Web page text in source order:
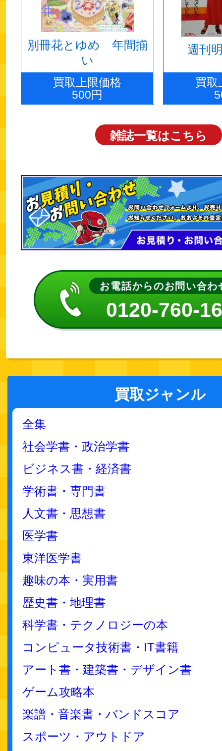
別冊花とゆめ 年間揃
い
買取上限価格
500円
週刊
買取
雑誌一覧はこちら
お電話からのお問い合わ
0120-760-
買取ジャンル
全集
社会学書・政治学書
ビジネス書・経済書
学術書・専門書
人文書・思想書
医学書
東洋医学書
趣味の本・実用書
歴史書・地理書
科学書・テクノロジーの本
コンピュータ技術書・IT書籍
アート書・建築書・デザイン書
ゲーム攻略本
楽譜・音楽書・バンドスコア
スポーツ・アウトドア